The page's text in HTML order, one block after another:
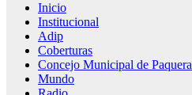
Inicio
Institucional
Adip
Coberturas
Concejo Municipal de Paquera
Mundo